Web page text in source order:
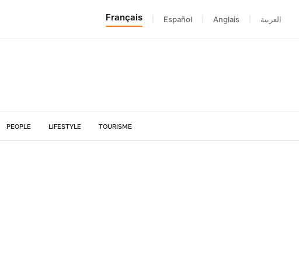
Français Español Anglais العربية
PEOPLE LIFESTYLE TOURISME